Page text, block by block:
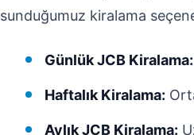
sunduğumuz kiralama
Günlük JCB Kiralama:
Haftalık Kiralama:
Aylık JCB Kiralama: